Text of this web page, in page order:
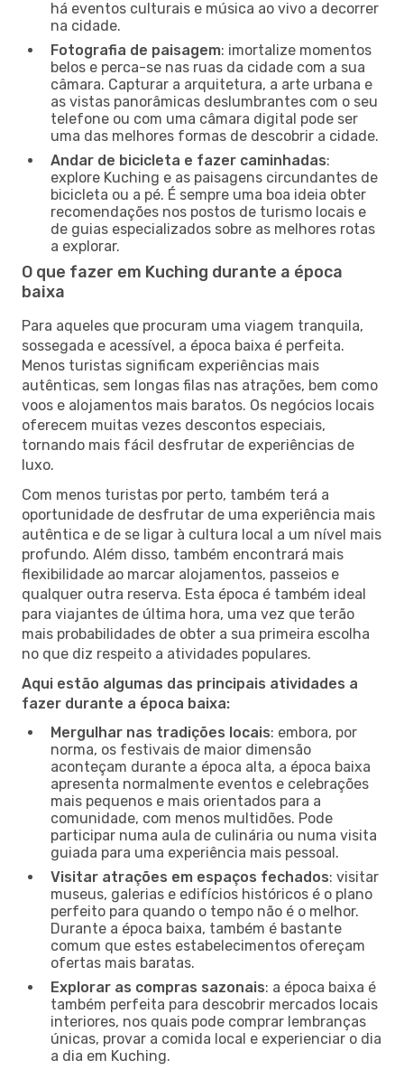
há eventos culturais e música ao vivo a decorrer
na cidade.
Fotografia de paisagem: imortalize momentos
belos e perca-se nas ruas da cidade com a sua
câmara. Capturar a arquitetura, a arte urbana e
as vistas panorâmicas deslumbrantes com o seu
telefone ou com uma câmara digital pode ser
uma das melhores formas de descobrir a cidade.
Andar de bicicleta e fazer caminhadas:
explore Kuching e as paisagens circundantes de
bicicleta ou a pé. É sempre uma boa ideia obter
recomendações nos postos de turismo locais e
de guias especializados sobre as melhores rotas
a explorar.
O que fazer em Kuching durante a época
baixa
Para aqueles que procuram uma viagem tranquila,
sossegada e acessível, a época baixa é perfeita.
Menos turistas significam experiências mais
autênticas, sem longas filas nas atrações, bem como
voos e alojamentos mais baratos. Os negócios locais
oferecem muitas vezes descontos especiais,
tornando mais fácil desfrutar de experiências de
luxo.
Com menos turistas por perto, também terá a
oportunidade de desfrutar de uma experiência mais
autêntica e de se ligar à cultura local a um nível mais
profundo. Além disso, também encontrará mais
flexibilidade ao marcar alojamentos, passeios e
qualquer outra reserva. Esta época é também ideal
para viajantes de última hora, uma vez que terão
mais probabilidades de obter a sua primeira escolha
no que diz respeito a atividades populares.
Aqui estão algumas das principais atividades a
fazer durante a época baixa:
Mergulhar nas tradições locais: embora, por
norma, os festivais de maior dimensão
aconteçam durante a época alta, a época baixa
apresenta normalmente eventos e celebrações
mais pequenos e mais orientados para a
comunidade, com menos multidões. Pode
participar numa aula de culinária ou numa visita
guiada para uma experiência mais pessoal.
Visitar atrações em espaços fechados: visitar
museus, galerias e edifícios históricos é o plano
perfeito para quando o tempo não é o melhor.
Durante a época baixa, também é bastante
comum que estes estabelecimentos ofereçam
ofertas mais baratas.
Explorar as compras sazonais: a época baixa é
também perfeita para descobrir mercados locais
interiores, nos quais pode comprar lembranças
únicas, provar a comida local e experienciar o dia
a dia em Kuching.